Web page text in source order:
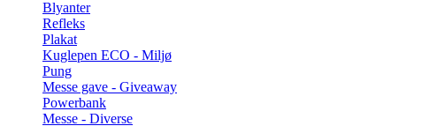
Blyanter
Refleks
Plakat
Kuglepen ECO - Miljø
Pung
Messe gave - Giveaway
Powerbank
Messe - Diverse